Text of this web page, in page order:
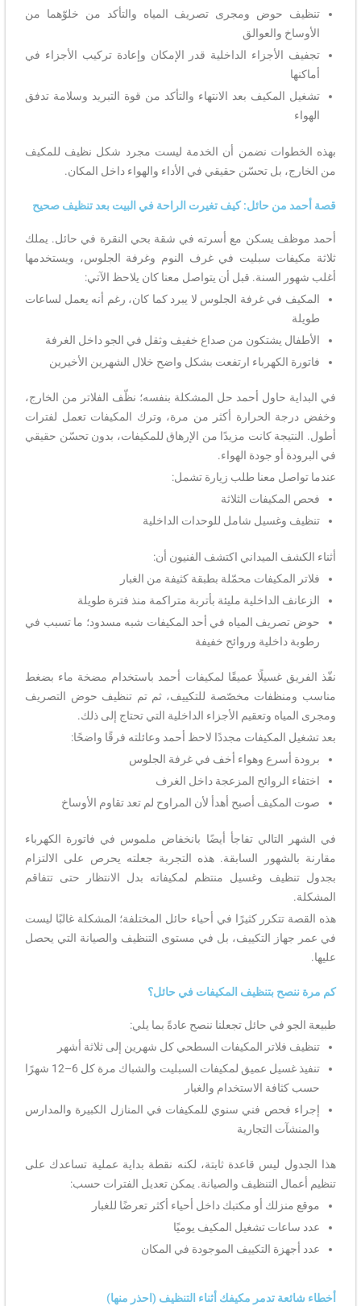
تنظيف حوض ومجرى تصريف المياه والتأكد من خلوّهما من
الأوساخ والعوالق
تجفيف الأجزاء الداخلية قدر الإمكان وإعادة تركيب الأجزاء في
أماكنها
تشغيل المكيف بعد الانتهاء والتأكد من قوة التبريد وسلامة تدفق
الهواء
بهذه الخطوات نضمن أن الخدمة ليست مجرد شكل نظيف للمكيف
من الخارج، بل تحسّن حقيقي في الأداء والهواء داخل المكان.
قصة أحمد من حائل: كيف تغيرت الراحة في البيت بعد تنظيف صحيح
أحمد موظف يسكن مع أسرته في شقة بحي النقرة في حائل. يملك
ثلاثة مكيفات سبليت في غرف النوم وغرفة الجلوس، ويستخدمها
أغلب شهور السنة. قبل أن يتواصل معنا كان يلاحظ الآتي:
المكيف في غرفة الجلوس لا يبرد كما كان، رغم أنه يعمل لساعات
طويلة
الأطفال يشتكون من صداع خفيف وثقل في الجو داخل الغرفة
فاتورة الكهرباء ارتفعت بشكل واضح خلال الشهرين الأخيرين
في البداية حاول أحمد حل المشكلة بنفسه؛ نظّف الفلاتر من الخارج،
وخفض درجة الحرارة أكثر من مرة، وترك المكيفات تعمل لفترات
أطول. النتيجة كانت مزيدًا من الإرهاق للمكيفات، بدون تحسّن حقيقي
في البرودة أو جودة الهواء.
عندما تواصل معنا طلب زيارة تشمل:
فحص المكيفات الثلاثة
تنظيف وغسيل شامل للوحدات الداخلية
أثناء الكشف الميداني اكتشف الفنيون أن:
فلاتر المكيفات محمّلة بطبقة كثيفة من الغبار
الزعانف الداخلية مليئة بأتربة متراكمة منذ فترة طويلة
حوض تصريف المياه في أحد المكيفات شبه مسدود؛ ما تسبب في
رطوبة داخلية وروائح خفيفة
نفّذ الفريق غسيلًا عميقًا لمكيفات أحمد باستخدام مضخة ماء بضغط
مناسب ومنظفات مخصّصة للتكييف، ثم تم تنظيف حوض التصريف
ومجرى المياه وتعقيم الأجزاء الداخلية التي تحتاج إلى ذلك.
بعد تشغيل المكيفات مجددًا لاحظ أحمد وعائلته فرقًا واضحًا:
برودة أسرع وهواء أخف في غرفة الجلوس
اختفاء الروائح المزعجة داخل الغرف
صوت المكيف أصبح أهدأ لأن المراوح لم تعد تقاوم الأوساخ
في الشهر التالي تفاجأ أيضًا بانخفاض ملموس في فاتورة الكهرباء
مقارنة بالشهور السابقة. هذه التجربة جعلته يحرص على الالتزام
بجدول تنظيف وغسيل منتظم لمكيفاته بدل الانتظار حتى تتفاقم
المشكلة.
هذه القصة تتكرر كثيرًا في أحياء حائل المختلفة؛ المشكلة غالبًا ليست
في عمر جهاز التكييف، بل في مستوى التنظيف والصيانة التي يحصل
عليها.
كم مرة ننصح بتنظيف المكيفات في حائل؟
طبيعة الجو في حائل تجعلنا ننصح عادةً بما يلي:
تنظيف فلاتر المكيفات السطحي كل شهرين إلى ثلاثة أشهر
تنفيذ غسيل عميق لمكيفات السبليت والشباك مرة كل 6–12 شهرًا
حسب كثافة الاستخدام والغبار
إجراء فحص فني سنوي للمكيفات في المنازل الكبيرة والمدارس
والمنشآت التجارية
هذا الجدول ليس قاعدة ثابتة، لكنه نقطة بداية عملية تساعدك على
تنظيم أعمال التنظيف والصيانة. يمكن تعديل الفترات حسب:
موقع منزلك أو مكتبك داخل أحياء أكثر تعرضًا للغبار
عدد ساعات تشغيل المكيف يوميًا
عدد أجهزة التكييف الموجودة في المكان
أخطاء شائعة تدمر مكيفك أثناء التنظيف (احذر منها)